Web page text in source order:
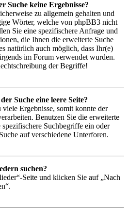
Suche keine Ergebnisse?
zu allgemein gehalten und
Wörter, welche von phpBB3 nicht
Sie eine spezifischere Anfrage und
die Ihnen die erweiterte Suche
natürlich auch möglich, dass Ihr(e)
im Forum verwendet wurden.
der Begriffe!
Suche eine leere Seite?
Ergebnisse, somit konnte der
Benutzen Sie die erweiterte
spezifischere Suchbegriffe ein oder
auf verschiedene Unterforen.
suchen?
Seite und klicken Sie auf „Nach